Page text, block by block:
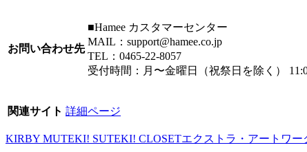
お問い合わせ先
■Hamee カスタマーセンター
MAIL：support@hamee.co.jp
TEL：0465-22-8057
受付時間：月〜金曜日（祝祭日を除く）
関連サイト 詳細ページ
KIRBY MUTEKI! SUTEKI! CLOSETエクストラ・アートワー